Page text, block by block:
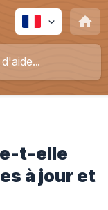
t-elle
à jour et